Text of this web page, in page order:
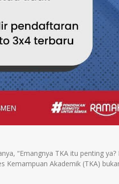
“Emangnya TKA itu penting ya?
Kemampuan Akademik (TKA)